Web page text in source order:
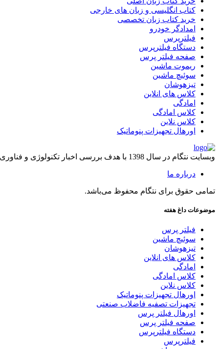
کتاب انگلیسی و زبان های خارجی
خرید کتاب زبان تخصصی
امدادگر خودرو
فیلترپرس
دستگاه فیلترپرس
صفحه فیلتر پرس
ریموت ماشین
سوئیچ ماشین
تیزهوشان
کلاس های انلاین
امادگی
کلاس امادگی
کلاس نلاین
اورهال تجهیزات پنوماتیک
وبسایت نتگام در سال 1398 با هدف بررسی اخبار تکنولوژی و فناوری راه اندازی شد.
درباره ما
تمامی حقوق برای نتگام محفوظ می‌باشد.
موضوعات داغ هفته
فیلتر پرس
سوئیچ ماشین
تیزهوشان
کلاس های انلاین
امادگی
کلاس امادگی
کلاس نلاین
اورهال تجهیزات پنوماتیک
تجهیزات تصفیه فاضلاب صنعتی
اورهال فیلتر پرس
صفحه فیلتر پرس
دستگاه فیلترپرس
فیلترپرس